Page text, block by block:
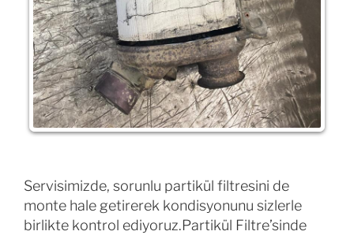
Servisimizde, sorunlu partikül filtresini de
monte hale getirerek kondisyonunu sizlerle
birlikte kontrol ediyoruz.Partikül Filtre’sinde